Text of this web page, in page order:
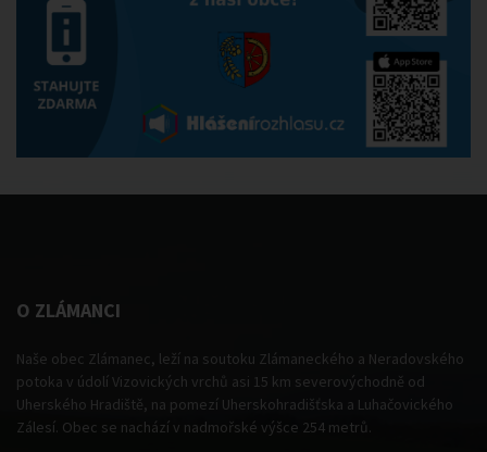
O ZLÁMANCI
Naše obec Zlámanec, leží na soutoku Zlámaneckého a Neradovského
potoka v údolí Vizovických vrchů asi 15 km severovýchodně od
Uherského Hradiště, na pomezí Uherskohradišťska a Luhačovického
Zálesí. Obec se nachází v nadmořské výšce 254 metrů.